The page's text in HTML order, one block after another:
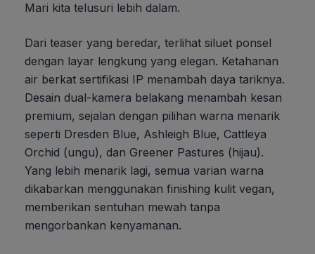
Mari kita telusuri lebih dalam.
Dari teaser yang beredar, terlihat siluet ponsel
dengan layar lengkung yang elegan. Ketahanan
air berkat sertifikasi IP menambah daya tariknya.
Desain dual-kamera belakang menambah kesan
premium, sejalan dengan pilihan warna menarik
seperti Dresden Blue, Ashleigh Blue, Cattleya
Orchid (ungu), dan Greener Pastures (hijau).
Yang lebih menarik lagi, semua varian warna
dikabarkan menggunakan finishing kulit vegan,
memberikan sentuhan mewah tanpa
mengorbankan kenyamanan.